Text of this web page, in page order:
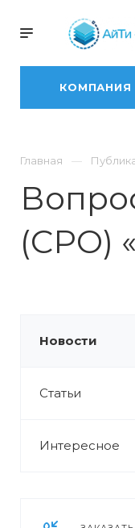
КОМПАНИЯ
Главная
(СРО)
Новости
Статьи
Интересное